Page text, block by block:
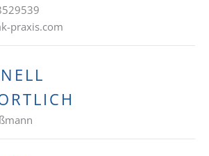
praxis.com